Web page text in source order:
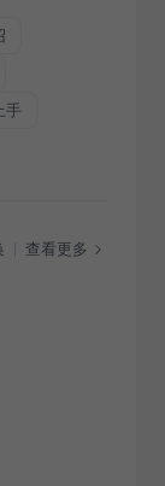
手
查看更多